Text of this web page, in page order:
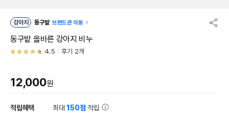
강아지 동구밭 브랜드관 이동
동구밭 올바른 강아지 비누
4.5 후기 2개
12,000원
적립혜택 최대150점 적립